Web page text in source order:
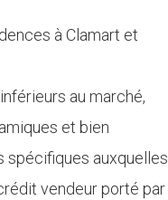
à Clamart et
au marché,
et bien
spécifiques auxquelles
vendeur porté par